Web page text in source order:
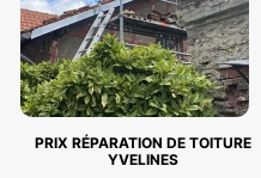
PRIX RÉPARATION DE TOITURE
YVELINES